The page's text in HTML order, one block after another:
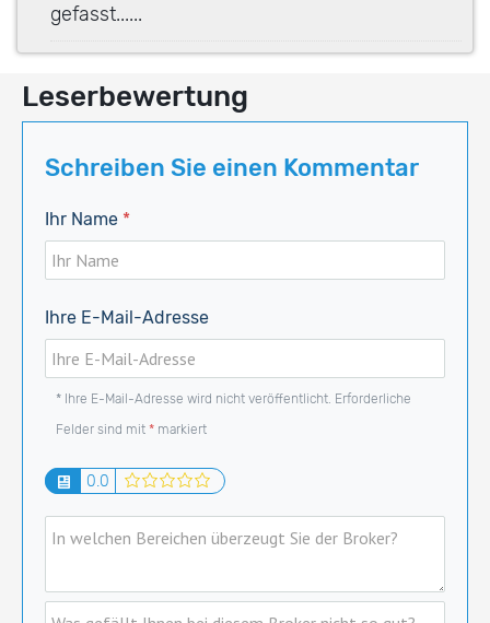
gefasst......
Leserbewertung
Schreiben Sie einen Kommentar
Ihr Name *
Ihre E-Mail-Adresse
* Ihre E-Mail-Adresse wird nicht veröffentlicht. Erforderliche
Felder sind mit * markiert
0.0 5
4
3
2